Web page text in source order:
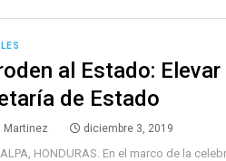
al Estado:
de Estado
Martinez diciembre 3, 2019
HONDURAS. En el marco de la